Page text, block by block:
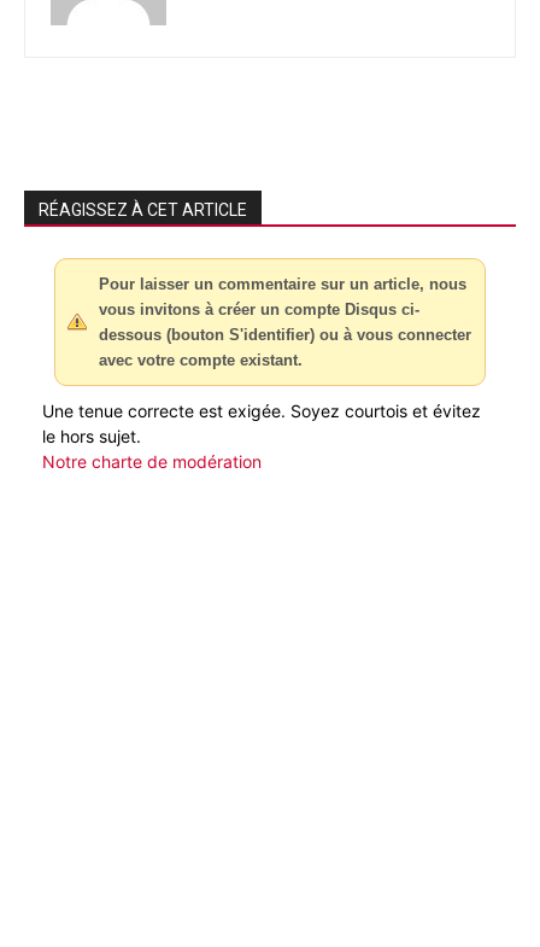
RÉAGISSEZ À CET ARTICLE
Pour laisser un commentaire sur un article, nous
vous invitons à créer un compte Disqus ci-
dessous (bouton S'identifier) ou à vous connecter
avec votre compte existant.
Une tenue correcte est exigée. Soyez courtois et évitez
le hors sujet.
Notre charte de modération